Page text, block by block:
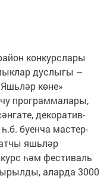
конкурслары
дуслыгы –
көне»
программалары,
декоратив-
буенча мастер-
яшьләр
һәм фестиваль
аларда 3000